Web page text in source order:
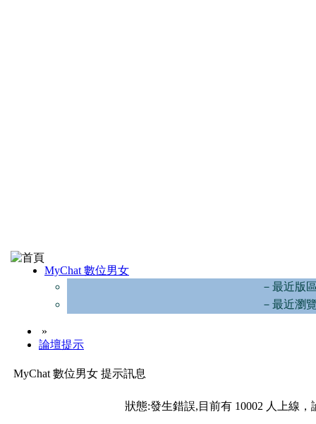
MyChat 數位男女
－最近版
－最近瀏
»
論壇提示
MyChat 數位男女 提示訊息
狀態:發生錯誤,目前有 10002 人上線